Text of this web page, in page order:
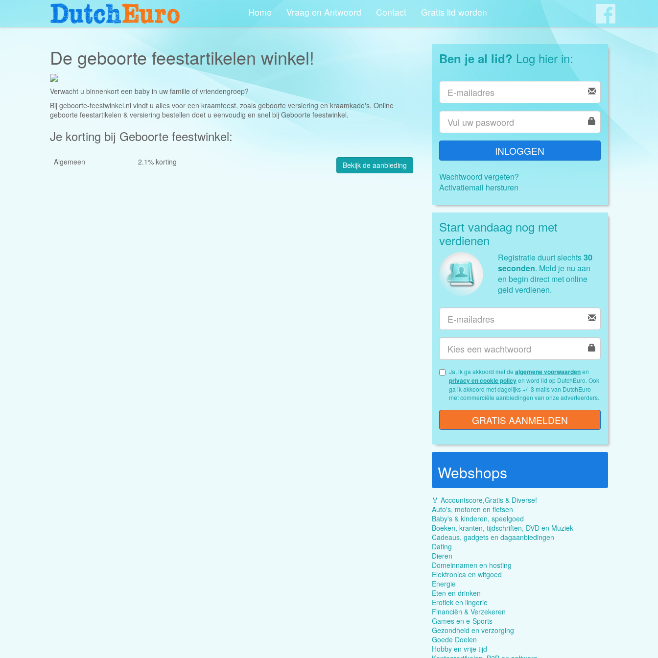
Home Vraag en Antwoord Contact Gratis lid worden
De geboorte feestartikelen winkel!
Verwacht u binnenkort een baby in uw familie of vriendengroep?
Bij geboorte-feestwinkel.nl vindt u alles voor een kraamfeest, zoals geboorte versiering en kraamkado's. Online
geboorte feestartikelen & versiering bestellen doet u eenvoudig en snel bij Geboorte feestwinkel.
Je korting bij Geboorte feestwinkel:
Algemeen 2.1% korting Bekijk de aanbieding
Ben je al lid? Log hier in:
INLOGGEN
Wachtwoord vergeten?
Activatiemail hersturen
Start vandaag nog met
verdienen
Registratie duurt slechts30
seconden. Meld je nu aan
en begin direct met online
geld verdienen.
Ja, ik ga akkoord met de algemene voorwaardenen
privacy en cookie policy
ga ik akkoord met dagelijks +/- 3 mails van DutchEuro
met commerciële aanbiedingen van onze adverteerders.
GRATIS AANMELDEN
Webshops
🏅 Accountscore,Gratis & Diverse!
Auto's, motoren en fietsen
Baby's & kinderen, speelgoed
Boeken, kranten, tijdschriften, DVD en Muziek
Cadeaus, gadgets en dagaanbiedingen
Dating
Dieren
Domeinnamen en hosting
Elektronica en witgoed
Energie
Eten en drinken
Erotiek en lingerie
Financiën & Verzekeren
Games en e-Sports
Gezondheid en verzorging
Goede Doelen
Hobby en vrije tijd